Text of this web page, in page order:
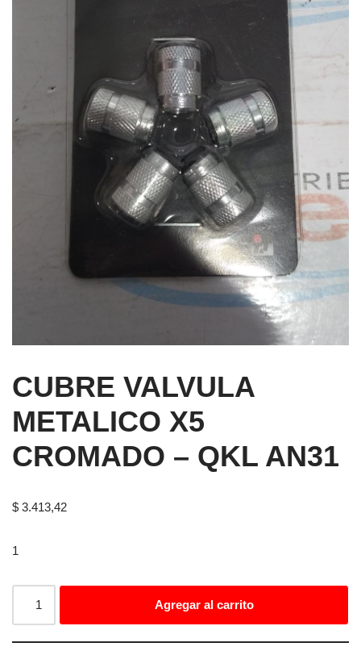
CUBRE VALVULA
METALICO X5
CROMADO – QKL AN31
$ 3.413,42
1
Agregar al carrito